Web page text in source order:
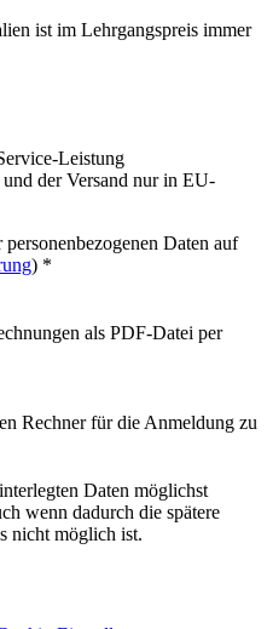
ist im Lehrgangspreis immer
Leistung
der Versand nur in EU-
Daten auf
) *
als PDF-Datei per
Rechner für die Anmeldung zu
Daten möglichst
wenn dadurch die spätere
nicht möglich ist.